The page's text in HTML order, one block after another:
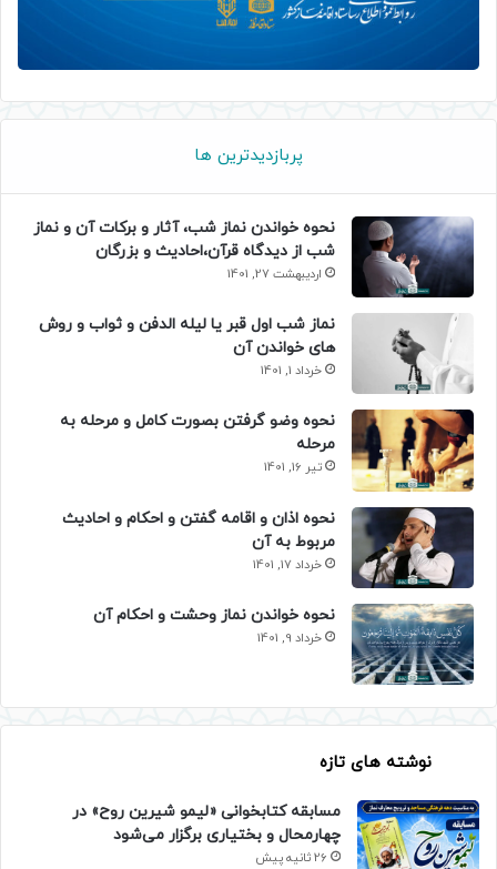
پربازدیدترین ها
نحوه خواندن نماز شب، آثار و برکات آن و نماز
شب از دیدگاه قرآن،احادیث و بزرگان
اردیبهشت 27, 1401
نماز شب اول قبر یا لیله الدفن و ثواب و روش
های خواندن آن
خرداد 1, 1401
نحوه وضو گرفتن بصورت کامل و مرحله به
مرحله
تیر 16, 1401
نحوه اذان و اقامه گفتن و احکام و احادیث
مربوط به آن
خرداد 17, 1401
نحوه خواندن نماز وحشت و احکام آن
خرداد 9, 1401
نوشته های تازه
مسابقه کتابخوانی «لیمو شیرین روح» در
چهارمحال و بختیاری برگزار می‌شود
26 ثانیه پیش